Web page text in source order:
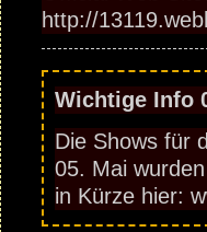
http://
Wichtige Info
Die Shows für
05. Mai
in Kürze hier: